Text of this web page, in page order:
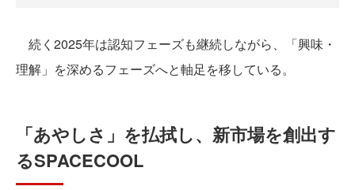
続く2025年は認知フェーズも継続しながら、「興味・
理解」を深めるフェーズへと軸足を移している。
「あやしさ」を払拭し、新市場を創出す
るSPACECOOL